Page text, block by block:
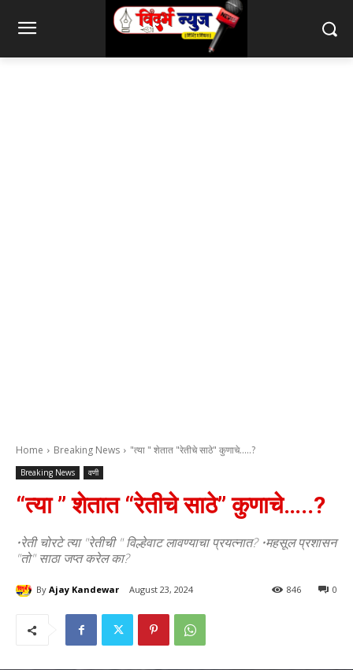
Home Breaking News "त्या " शेतात "रेतीचे साठे" कुणाचे.....?
Breaking News वणी
“त्या ” शेतात “रेतीचे साठे” कुणाचे…..?
•रेती चोरटे त्या "रेतीची " विल्हेवाट लावण्याचा प्रयत्नात? •महसूल प्रशासन
"तो" साठा जप्त करेल का?
By Ajay Kandewar August 23, 2024 0
846